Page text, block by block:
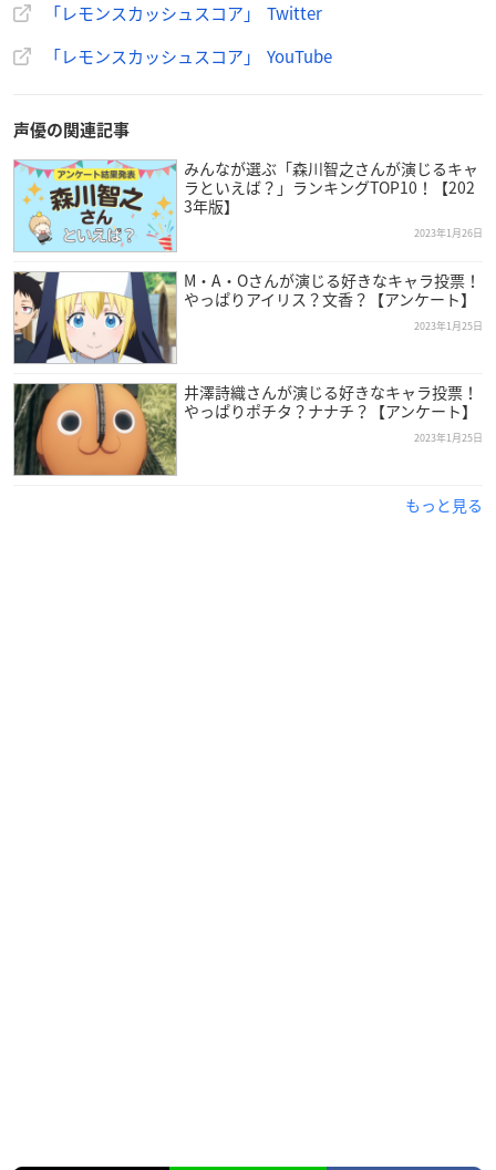
原案：瑞生ねる（マーベラス）
原作：「 レモンスカッシュスコア
」プロジェクト
脚本：内田裕基
楽曲制作：HoneyWorks
【キャスト】
結城日向：戸谷菊之介
高松悠生：安田陸矢
相良理央：永塚拓馬
藤堂暁：白井悠介
橘千紘：
石谷春貴
麻倉瑛都：住谷哲栄
宝生湊：土岐隼一
梅津駿介： 岡本信彦
一ノ瀬碧：小松未可子
※敬称略
「レモンスカッシュスコア」 Twitter
「レモンスカッシュスコア」 YouTube
声優の関連記事
みんなが選ぶ「森川智之さんが演じるキャ
ラといえば？」ランキングTOP10！【202
3年版】
2023年1月26日
M・A・Oさんが演じる好きなキャラ投票！
やっぱりアイリス？文香？【アンケート】
2023年1月25日
井澤詩織さんが演じる好きなキャラ投票！
やっぱりポチタ？ナナチ？【アンケート】
2023年1月25日
もっと見る